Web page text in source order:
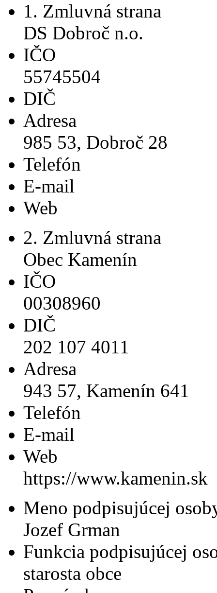
1. Zmluvná strana
DS Dobroč n.o.
IČO
55745504
DIČ
Adresa
985 53, Dobroč 28
Telefón
E-mail
Web
2. Zmluvná strana
Obec Kamenín
IČO
00308960
DIČ
202 107 4011
Adresa
943 57, Kamenín 641
Telefón
E-mail
Web
https://www.kamenin.sk
Meno podpisujúcej
Jozef Grman
Funkcia podpisujúcej
starosta obce